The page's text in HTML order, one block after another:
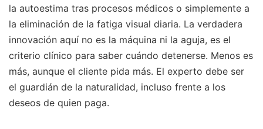
la autoestima tras procesos médicos o simplemente a
la eliminación de la fatiga visual diaria. La verdadera
innovación aquí no es la máquina ni la aguja, es el
criterio clínico para saber cuándo detenerse. Menos es
más, aunque el cliente pida más. El experto debe ser
el guardián de la naturalidad, incluso frente a los
deseos de quien paga.